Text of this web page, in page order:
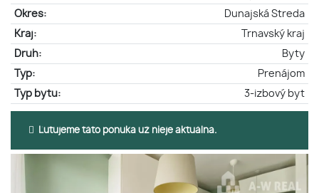
Okres:
Dunajská Streda
Kraj:
Trnavský kraj
Druh:
Byty
Typ:
Prenájom
Typ bytu:
3-izbový byt
Ľutujeme táto ponuka už nieje aktuálna.